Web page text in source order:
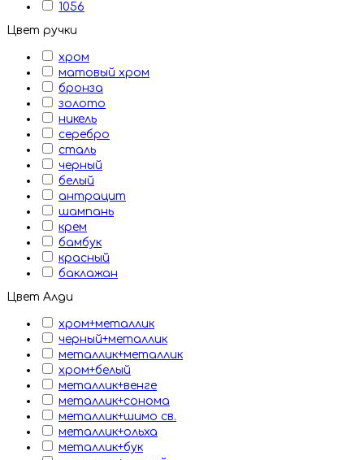
1056
Цвет ручки
хром
матовый хром
бронза
золото
никель
серебро
сталь
черный
белый
антрацит
шампань
крем
бамбук
красный
баклажан
Цвет Алди
хром+металлик
черный+металлик
металлик+металлик
хром+белый
металлик+венге
металлик+сонома
металлик+шимо св.
металлик+ольха
металлик+бук